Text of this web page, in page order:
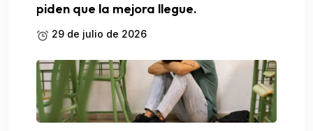
piden que la mejora llegue.
29 de julio de 2026